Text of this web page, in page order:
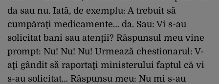
da sau nu. Iată, de exemplu: A trebuit să
cumpăraţi medicamente… da. Sau: Vi s-au
solicitat bani sau atenţii? Răspunsul meu vine
prompt: Nu! Nu! Nu! Urmează chestionarul: V-
aţi gândit să raportaţi ministerului faptul că vi
s-au solicitat… Răspunsu meu: Nu mi s-au